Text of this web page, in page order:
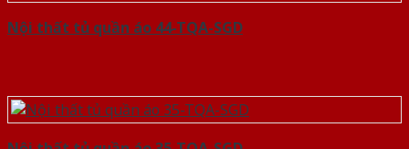
Nội thất tủ quần áo 44-TQA-SGD